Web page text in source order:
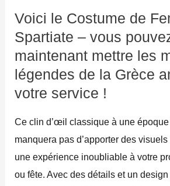
Voici le Costume de
Spartiate – vous
maintenant mettre les
légendes de la Grèce
votre service !
Ce clin d’œil classique à une
manquera pas d’apporter des
une expérience inoubliable à votre
ou fête. Avec des détails et un